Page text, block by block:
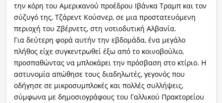
την κόρη του Αμερικανού προέδρου Ιβάνκα Τραμπ και τον
σύζυγό της, Τζάρεντ Κούσνερ, σε μια προστατευόμενη
περιοχή του Ζβέρνετς, στη νοτιοδυτική Αλβανία.
Για δεύτερη φορά αυτήν την εβδομάδα, ένα μεγάλο
πλήθος είχε συγκεντρωθεί έξω από το κοινοβούλιο,
προσπαθώντας να μπλοκάρει την πρόσβαση στο κτίριο. Η
αστυνομία απώθησε τους διαδηλωτές, γεγονός που
οδήγησε σε μικροσυμπλοκές και πολλές συλλήψεις,
σύμφωνα με δημοσιογράφους του Γαλλικού Πρακτορείου